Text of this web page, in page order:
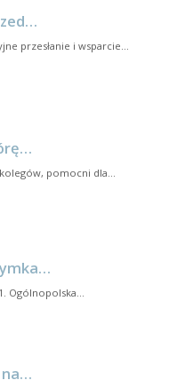
przesłanie i wsparcie…
pomocni dla…
Ogólnopolska…
na…